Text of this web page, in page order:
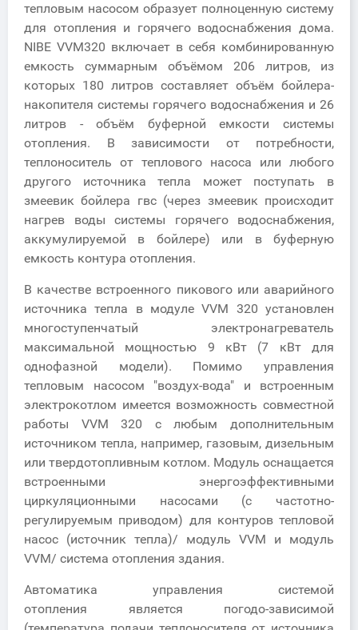
тепловым насосом образует полноценную систему
для отопления и горячего водоснабжения дома.
NIBE VVM320 включает в себя комбинированную
емкость суммарным объёмом 206 литров, из
которых 180 литров составляет объём бойлера-
накопителя системы горячего водоснабжения и 26
литров - объём буферной емкости системы
отопления. В зависимости от потребности,
теплоноситель от теплового насоса или любого
другого источника тепла может поступать в
змеевик бойлера гвс (через змеевик происходит
нагрев воды системы горячего водоснабжения,
аккумулируемой в бойлере) или в буферную
емкость контура отопления.
В качестве встроенного пикового или аварийного
источника тепла в модуле VVM 320 установлен
многоступенчатый электронагреватель
максимальной мощностью 9 кВт (7 кВт для
однофазной модели). Помимо управления
тепловым насосом "воздух-вода" и встроенным
электрокотлом имеется возможность совместной
работы VVM 320 с любым дополнительным
источником тепла, например, газовым, дизельным
или твердотопливным котлом. Модуль оснащается
встроенными энергоэффективными
циркуляционными насосами (с частотно-
регулируемым приводом) для контуров тепловой
насос (источник тепла)/ модуль VVM и модуль
VVM/ система отопления здания.
Автоматика управления системой
отопления является погодо-зависимой